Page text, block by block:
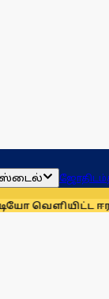
ஜோதிடம்
ஈரான்!